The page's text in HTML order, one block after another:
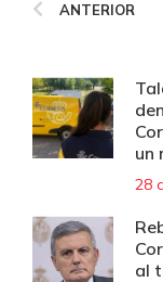
ANTERIOR
un
28
al